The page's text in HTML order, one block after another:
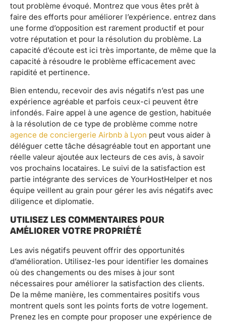
tout problème évoqué. Montrez que vous êtes prêt à
faire des efforts pour améliorer l’expérience. entrez dans
une forme d’opposition est rarement productif et pour
votre réputation et pour la résolution du problème. La
capacité d’écoute est ici très importante, de même que la
capacité à résoudre le problème efficacement avec
rapidité et pertinence.
Bien entendu, recevoir des avis négatifs n’est pas une
expérience agréable et parfois ceux-ci peuvent être
infondés. Faire appel à une agence de gestion, habituée
à la résolution de ce type de problème comme notre
agence de conciergerie Airbnb à Lyon peut vous aider à
déléguer cette tâche désagréable tout en apportant une
réelle valeur ajoutée aux lecteurs de ces avis, à savoir
vos prochains locataires. Le suivi de la satisfaction est
partie intégrante des services de YourHostHelper et nos
équipe veillent au grain pour gérer les avis négatifs avec
diligence et diplomatie.
UTILISEZ LES COMMENTAIRES POUR
AMÉLIORER VOTRE PROPRIÉTÉ
Les avis négatifs peuvent offrir des opportunités
d’amélioration. Utilisez-les pour identifier les domaines
où des changements ou des mises à jour sont
nécessaires pour améliorer la satisfaction des clients.
De la même manière, les commentaires positifs vous
montrent quels sont les points forts de votre logement.
Prenez les en compte pour proposer une expérience de